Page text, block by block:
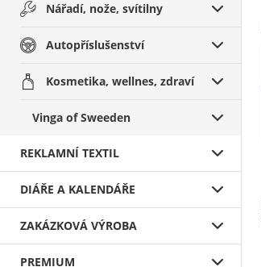
Nářadí, nože, svítilny
Autopříslušenství
Kosmetika, wellnes, zdraví
Vinga of Sweeden
REKLAMNÍ TEXTIL
DIÁŘE A KALENDÁŘE
ZAKÁZKOVÁ VÝROBA
PREMIUM